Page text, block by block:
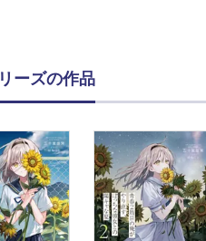
ーズの作品